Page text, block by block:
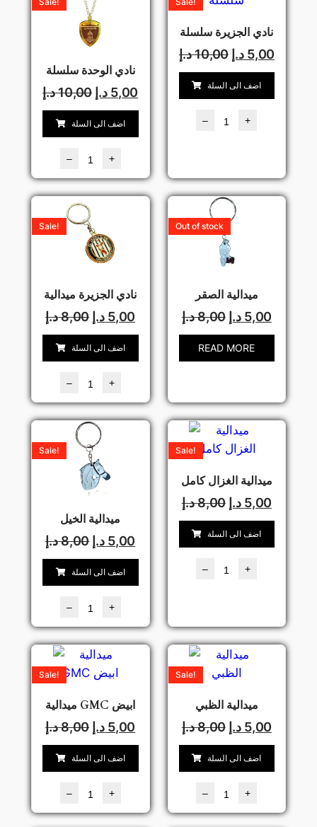
نادي الوحدة سلسلة
10,00د.إ 5,00 د.إ
اضف الى السلة
– +
نادي الجزيرة سلسلة
10,00د.إ 5,00 د.إ
اضف الى السلة
– +
نادي الجزيرة ميدالية
Sale!
8,00د.إ 5,00 د.إ
اضف الى السلة
– +
ميدالية الصقر
Out of stock
8,00د.إ 5,00 د.إ
READ MORE
ميدالية الخيل
Sale!
8,00د.إ 5,00 د.إ
اضف الى السلة
– +
ميدالية الغزال كامل
Sale!
8,00د.إ 5,00 د.إ
اضف الى السلة
– +
ميدالية GMC ابيض
Sale!
8,00د.إ 5,00 د.إ
اضف الى السلة
– +
ميدالية الظبي
Sale!
8,00د.إ 5,00 د.إ
اضف الى السلة
– +